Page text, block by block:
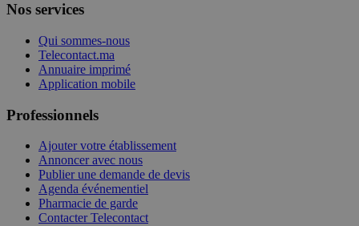
Nos services
Qui sommes-nous
Telecontact.ma
Annuaire imprimé
Application mobile
Professionnels
Ajouter votre établissement
Annoncer avec nous
Publier une demande de devis
Agenda événementiel
Pharmacie de garde
Contacter Telecontact